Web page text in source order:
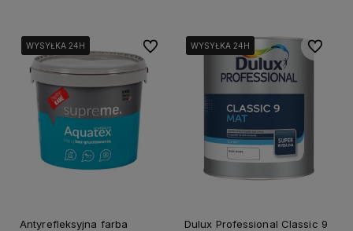
WYSYŁKA 24H
WYSYŁKA 24H
WYSYŁKA 24H
Antyrefleksyjna farba
Do ulubionychWYSYŁKA 24H
WYSYŁKA 24H
WYSYŁKA 24H
Dulux Professional Classic 9
Do